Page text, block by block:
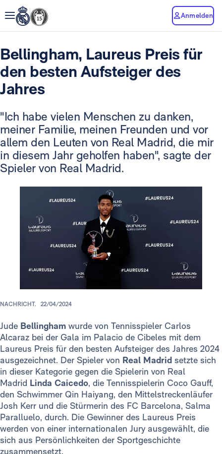
Anmelden
Bellingham, Laureus Preis für
den besten Aufsteiger des
Jahres
"Ich habe vielen Menschen zu danken,
meiner Familie, meinen Freunden und vor
allem den Leuten von Real Madrid, die mir
in diesem Jahr geholfen haben", sagte der
Spieler von Real Madrid.
NACHRICHT. 22/04/2024
Jude Bellingham wurde von Tennisspieler Carlos
Alcaraz bei der Gala im Palacio de Cibeles mit dem
Laureus Preis für den besten Aufsteiger des Jahres 2024
ausgezeichnet. Der Spieler von Real Madrid setzte sich
in dieser Kategorie gegen die Spielerin von Real
Madrid Linda Caicedo, die Tennisspielerin Coco Gauff,
den Schwimmer Qin Haiyang, den Mittelstreckenläufer
Josh Kerr und die Stürmerin des FC Barcelona, Salma
Paralluelo, durch. Die Gewinner des Laureus Preis
werden von einer internationalen Jury ausgewählt, die
sich aus Persönlichkeiten der Sportgeschichte
zusammensetzt.